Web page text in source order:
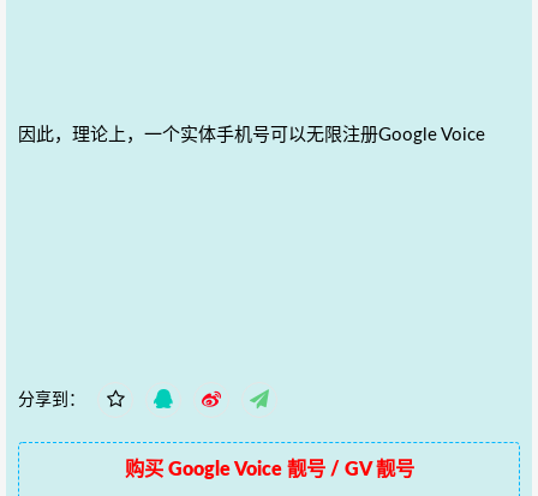
因此，理论上，一个实体手机号可以无限注册Google Voice
分享到：
购买 Google Voice 靓号 / GV 靓号